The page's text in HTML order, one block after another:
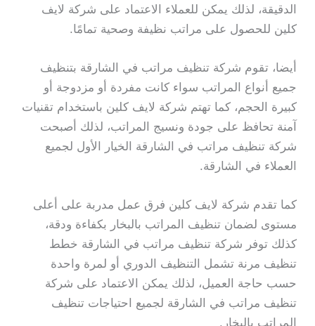
الدقيقة، لذلك يمكن للعملاء الاعتماد على شركة لايف
كلين للحصول على مراتب نظيفة وصحية تمامًا.
أيضا، تقوم شركة تنظيف مراتب في الشارقة بتنظيف
جميع أنواع المراتب سواء كانت مفردة أو مزدوجة أو
كبيرة الحجم، كما تهتم شركة لايف كلين باستخدام تقنيات
آمنة تحافظ على جودة ونسيج المراتب، لذلك أصبحت
شركة تنظيف مراتب في الشارقة الخيار الأول لجميع
العملاء في الشارقة.
كما تقدم شركة لايف كلين فرق عمل مدربة على أعلى
مستوى لضمان تنظيف المراتب بالبخار بكفاءة ودقة،
كذلك توفر شركة تنظيف مراتب في الشارقة خطط
تنظيف مرنة تشمل التنظيف الدوري أو لمرة واحدة
حسب حاجة العميل، لذلك يمكن الاعتماد على شركة
تنظيف مراتب في الشارقة لجميع احتياجات تنظيف
المراتب بالبخار.